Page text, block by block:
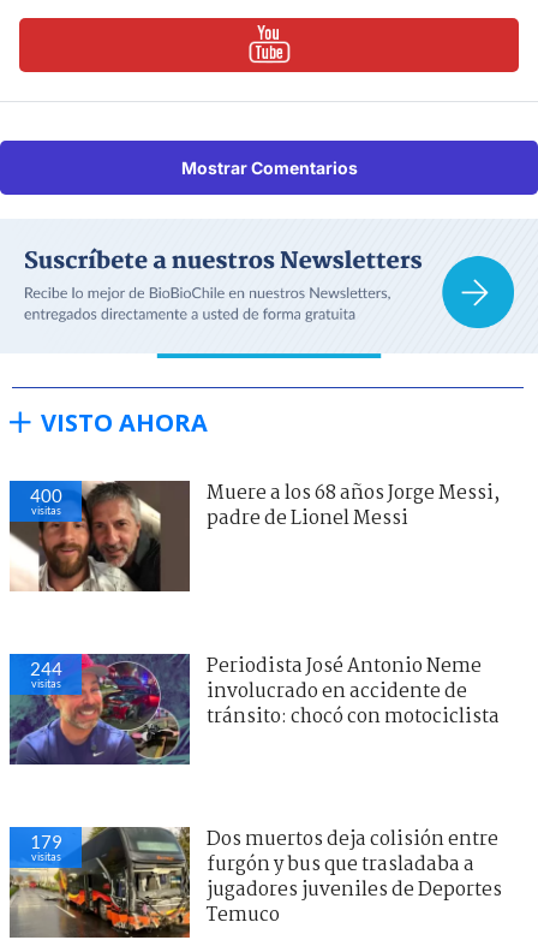
Mostrar Comentarios
VISTO AHORA
400
visitas
Muere a los 68 años Jorge Messi,
padre de Lionel Messi
244
visitas
Periodista José Antonio Neme
involucrado en accidente de
tránsito: chocó con motociclista
179
visitas
Dos muertos deja colisión entre
furgón y bus que trasladaba a
jugadores juveniles de Deportes
Temuco